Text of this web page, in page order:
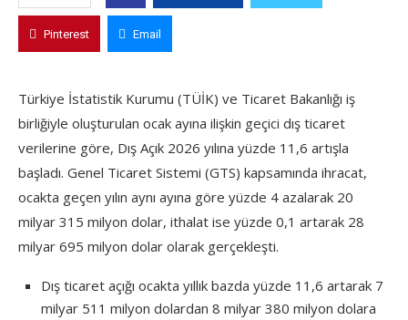
Pinterest Email
Türkiye İstatistik Kurumu (TÜİK) ve Ticaret Bakanlığı iş
birliğiyle oluşturulan ocak ayına ilişkin geçici dış ticaret
verilerine göre, Dış Açık 2026 yılına yüzde 11,6 artışla
başladı. Genel Ticaret Sistemi (GTS) kapsamında ihracat,
ocakta geçen yılın aynı ayına göre yüzde 4 azalarak 20
milyar 315 milyon dolar, ithalat ise yüzde 0,1 artarak 28
milyar 695 milyon dolar olarak gerçekleşti.
Dış ticaret açığı ocakta yıllık bazda yüzde 11,6 artarak 7
milyar 511 milyon dolardan 8 milyar 380 milyon dolara